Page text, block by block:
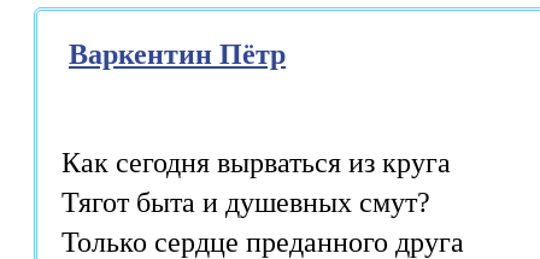
Варкентин Пётр
Как сегодня вырваться из круга
Тягот быта и душевных смут?
Только сердце преданного друга